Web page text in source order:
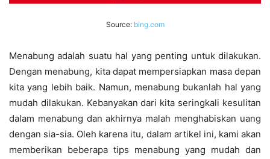
Source: bing.com
Menabung adalah suatu hal yang penting untuk dilakukan.
Dengan menabung, kita dapat mempersiapkan masa depan
kita yang lebih baik. Namun, menabung bukanlah hal yang
mudah dilakukan. Kebanyakan dari kita seringkali kesulitan
dalam menabung dan akhirnya malah menghabiskan uang
dengan sia-sia. Oleh karena itu, dalam artikel ini, kami akan
memberikan beberapa tips menabung yang mudah dan